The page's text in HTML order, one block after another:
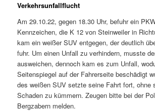
Verkehrsunfallflucht
Am 29.10.22, gegen 18.30 Uhr, befuhr ein
Kennzeichen, die K 12 von Steinweiler in
kam ein weißer SUV entgegen, der deutlich
fuhr. Um einen Unfall zu verhindern, musste
ausweichen, dennoch kam es zum Unfall,
Seitenspiegel auf der Fahrerseite beschädigt
des weißen SUV setzte seine Fahrt fort, ohne
Schaden zu kümmern. Zeugen bitte bei der
Bergzabern melden.